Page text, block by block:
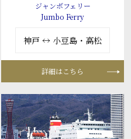
ジャンボフェリー
Jumbo Ferry
神戸 ↔ 小豆島・高松
詳細はこちら